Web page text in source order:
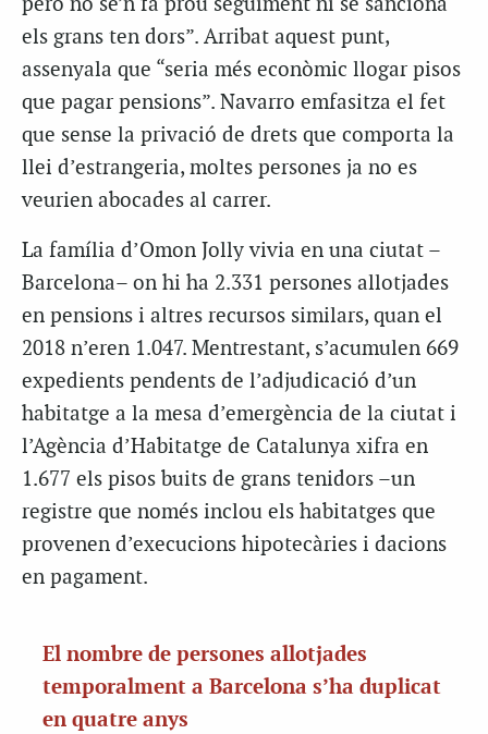
però no se’n fa prou seguiment ni se sanciona
els grans ten dors”. Arribat aquest punt,
assenyala que “seria més econòmic llogar pisos
que pagar pensions”. Navarro emfasitza el fet
que sense la privació de drets que comporta la
llei d’estrangeria, moltes persones ja no es
veurien abocades al carrer.
La família d’Omon Jolly vivia en una ciutat –
Barcelona– on hi ha 2.331 persones allotjades
en pensions i altres recursos similars, quan el
2018 n’eren 1.047. Mentrestant, s’acumulen 669
expedients pendents de l’adjudicació d’un
habitatge a la mesa d’emergència de la ciutat i
l’Agència d’Habitatge de Catalunya xifra en
1.677 els pisos buits de grans tenidors –un
registre que només inclou els habitatges que
provenen d’execucions hipotecàries i dacions
en pagament.
El nombre de persones allotjades
temporalment a Barcelona s’ha duplicat
en quatre anys